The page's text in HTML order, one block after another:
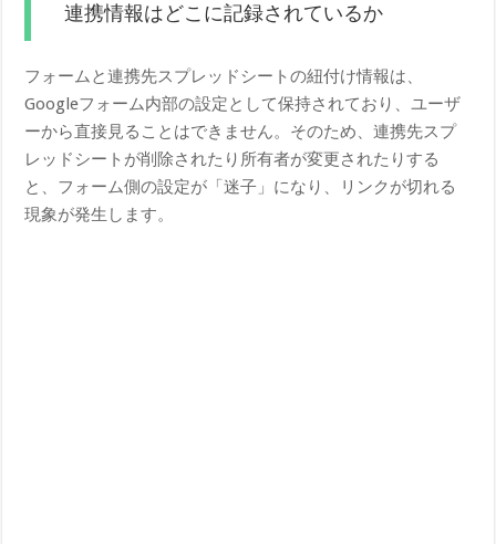
連携情報はどこに記録されているか
フォームと連携先スプレッドシートの紐付け情報は、
Googleフォーム内部の設定として保持されており、ユーザ
ーから直接見ることはできません。そのため、連携先スプ
レッドシートが削除されたり所有者が変更されたりする
と、フォーム側の設定が「迷子」になり、リンクが切れる
現象が発生します。